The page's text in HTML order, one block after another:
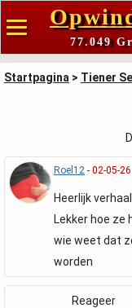
77.049
Startpagina > Tiener
Roel12 - 02-05-
Heerlijk
Lekker hoe ze
wie weet dat
worden
Reageer